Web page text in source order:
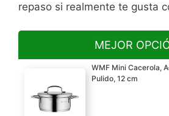
repaso si realmente te gusta
MEJOR
WMF Mini Cacerola,
Pulido, 12 cm